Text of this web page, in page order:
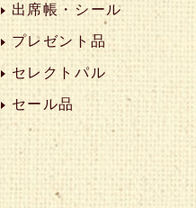
出席帳・シール
プレゼント品
セレクトパル
セール品